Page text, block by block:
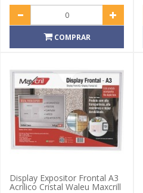
COMPRAR
Display Expositor Frontal A3
Acrílico Cristal Waleu Maxcrill